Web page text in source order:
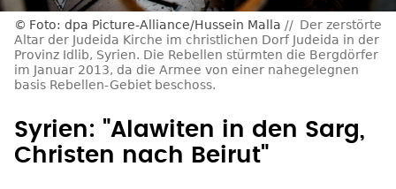
Foto: dpa Picture-Alliance/Hussein Malla
Der zerstörte
Altar der Judeida Kirche im christlichen Dorf Judeida in der
Provinz Idlib, Syrien. Die Rebellen stürmten die Bergdörfer
im Januar 2013, da die Armee von einer nahegelegnen
basis Rebellen-Gebiet beschoss.
Syrien: "Alawiten in den Sarg,
Christen nach Beirut"